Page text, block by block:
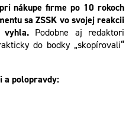
nákupe firme po 10 rokoch
sa ZSSK vo svojej reakcii
vyhla.Podobne aj redaktori
do bodky „skopírovali“
a polopravdy: